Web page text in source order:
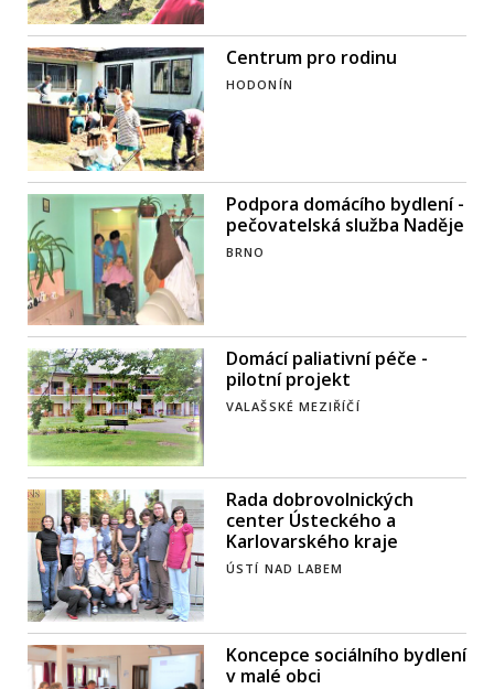
Centrum pro rodinu
HODONÍN
Podpora domácího bydlení -
pečovatelská služba Naděje
BRNO
Domácí paliativní péče -
pilotní projekt
VALAŠSKÉ MEZIŘÍČÍ
Rada dobrovolnických
center Ústeckého a
Karlovarského kraje
ÚSTÍ NAD LABEM
Koncepce sociálního bydlení
v malé obci